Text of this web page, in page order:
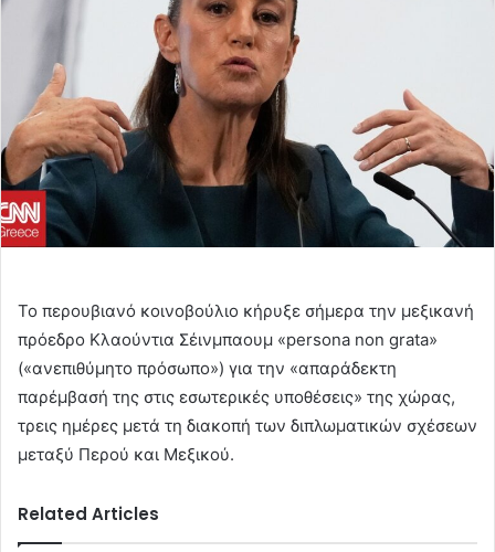
Το περουβιανό κοινοβούλιο κήρυξε σήμερα την μεξικανή
πρόεδρο Κλαούντια Σέινμπαουμ «persona non grata»
(«ανεπιθύμητο πρόσωπο») για την «απαράδεκτη
παρέμβασή της στις εσωτερικές υποθέσεις» της χώρας,
τρεις ημέρες μετά τη διακοπή των διπλωματικών σχέσεων
μεταξύ Περού και Μεξικού.
Related Articles